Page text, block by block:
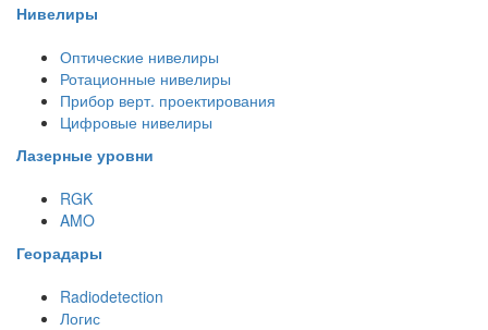
Нивелиры
Оптические нивелиры
Ротационные нивелиры
Прибор верт. проектирования
Цифровые нивелиры
Лазерные уровни
RGK
AMO
Георадары
Radiodetection
Логис